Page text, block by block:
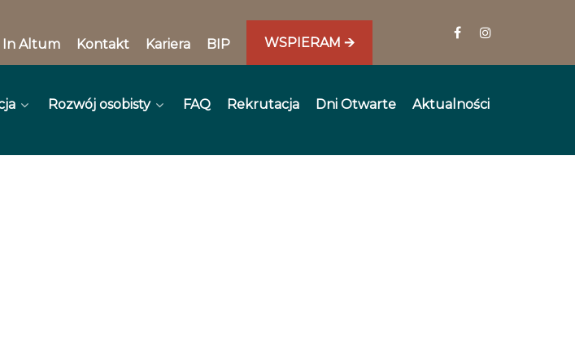
In Altum Kontakt Kariera BIP WSPIERAM 🡪
Rozwój osobisty FAQ Rekrutacja Dni Otwarte Aktualności